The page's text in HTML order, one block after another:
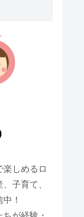
しめるロ
子育て、
！